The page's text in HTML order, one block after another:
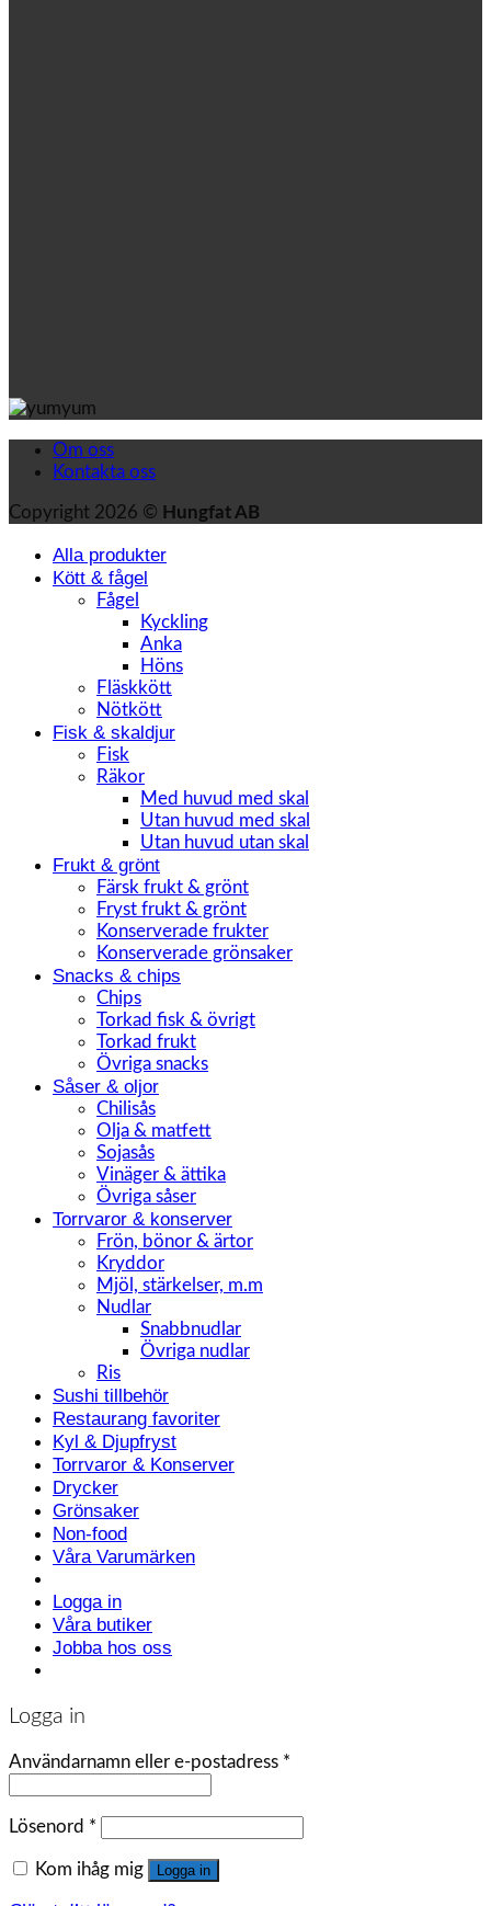
Om oss
Kontakta oss
Copyright 2026 © Hungfat AB
Alla produkter
Kött & fågel
Fågel
Kyckling
Anka
Höns
Fläskkött
Nötkött
Fisk & skaldjur
Fisk
Räkor
Med huvud med skal
Utan huvud med skal
Utan huvud utan skal
Frukt & grönt
Färsk frukt & grönt
Fryst frukt & grönt
Konserverade frukter
Konserverade grönsaker
Snacks & chips
Chips
Torkad fisk & övrigt
Torkad frukt
Övriga snacks
Såser & oljor
Chilisås
Olja & matfett
Sojasås
Vinäger & ättika
Övriga såser
Torrvaror & konserver
Frön, bönor & ärtor
Kryddor
Mjöl, stärkelser, m.m
Nudlar
Snabbnudlar
Övriga nudlar
Ris
Sushi tillbehör
Restaurang favoriter
Kyl & Djupfryst
Torrvaror & Konserver
Drycker
Grönsaker
Non-food
Våra Varumärken
Logga in
Våra butiker
Jobba hos oss
Logga in
Användarnamn eller e-postadress *
Lösenord *
Kom ihåg mig Logga in